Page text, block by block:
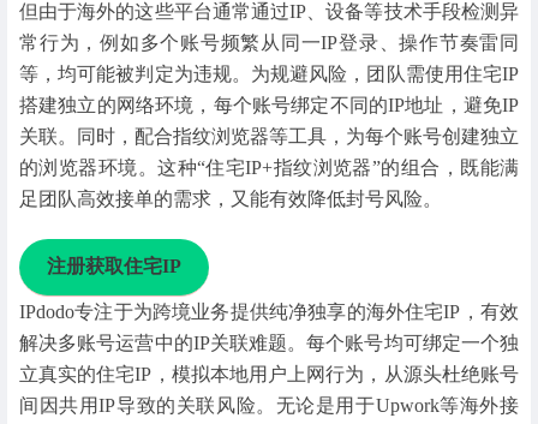
但由于海外的这些平台通常通过IP、设备等技术手段检测异
常行为，例如多个账号频繁从同一IP登录、操作节奏雷同
等，均可能被判定为违规。为规避风险，团队需使用住宅IP
搭建独立的网络环境，每个账号绑定不同的IP地址，避免IP
关联。同时，配合指纹浏览器等工具，为每个账号创建独立
的浏览器环境。这种“住宅IP+指纹浏览器”的组合，既能满
足团队高效接单的需求，又能有效降低封号风险。
注册获取住宅IP
IPdodo专注于为跨境业务提供纯净独享的海外住宅IP，有效
解决多账号运营中的IP关联难题。每个账号均可绑定一个独
立真实的住宅IP，模拟本地用户上网行为，从源头杜绝账号
间因共用IP导致的关联风险。无论是用于Upwork等海外接